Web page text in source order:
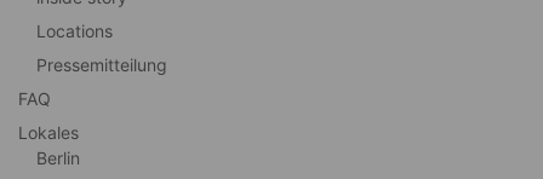
Locations
Pressemitteilung
FAQ
Lokales
Berlin